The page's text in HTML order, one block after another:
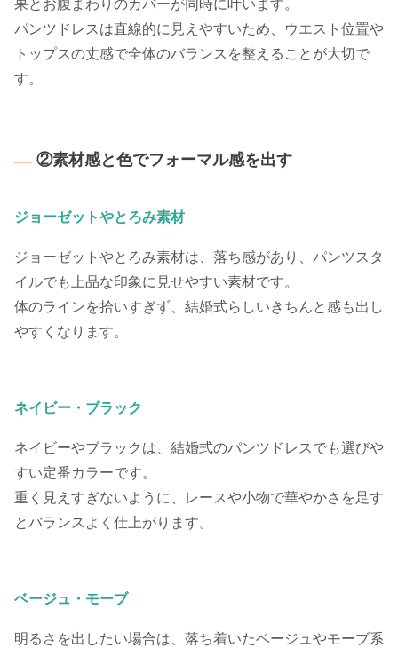
果とお腹まわりのカバーが同時に叶います。
パンツドレスは直線的に見えやすいため、ウエスト位置や
トップスの丈感で全体のバランスを整えることが大切で
す。
②素材感と色でフォーマル感を出す
ジョーゼットやとろみ素材
ジョーゼットやとろみ素材は、落ち感があり、パンツスタ
イルでも上品な印象に見せやすい素材です。
体のラインを拾いすぎず、結婚式らしいきちんと感も出し
やすくなります。
ネイビー・ブラック
ネイビーやブラックは、結婚式のパンツドレスでも選びや
すい定番カラーです。
重く見えすぎないように、レースや小物で華やかさを足す
とバランスよく仕上がります。
ベージュ・モーブ
明るさを出したい場合は、落ち着いたベージュやモーブ系